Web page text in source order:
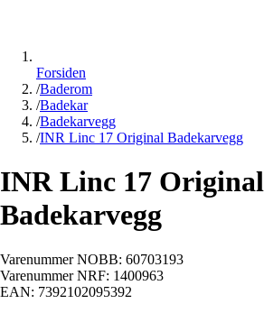
Forsiden
/Baderom
/Badekar
/Badekarvegg
/INR Linc 17 Original Badekarvegg
INR Linc 17 Original
Badekarvegg
Varenummer NOBB: 60703193
Varenummer NRF: 1400963
EAN: 7392102095392